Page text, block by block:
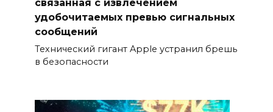
связанная с извлечением
удобочитаемых превью сигнальных
сообщений
Технический гигант Apple устранил брешь
в безопасности